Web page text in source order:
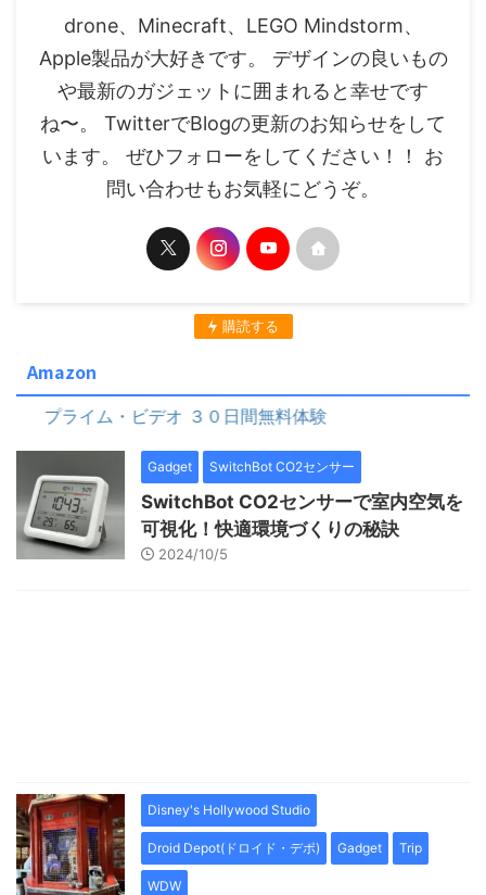
drone、Minecraft、LEGO Mindstorm、
Apple製品が大好きです。 デザインの良いもの
や最新のガジェットに囲まれると幸せです
ね〜。 TwitterでBlogの更新のお知らせをして
います。 ぜひフォローをしてください！！ お
問い合わせもお気軽にどうぞ。
購読する
Amazon
ム・ビデオ ３０日間無料体験 プライム・ビデオ ３
Gadget SwitchBot CO2センサー
SwitchBot CO2センサーで室内空気を
可視化！快適環境づくりの秘訣
2024/10/5
Disney's Hollywood Studio
Droid Depot(ドロイド・デポ) Gadget Trip
WDW